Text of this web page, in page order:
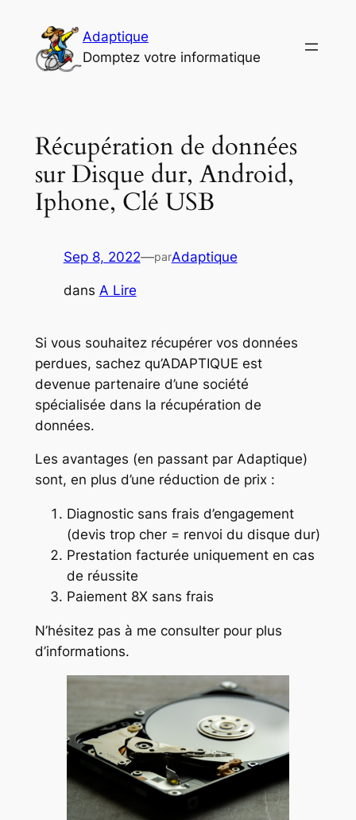
contenu
Adaptique
Domptez votre informatique
Récupération de données
sur Disque dur, Android,
Iphone, Clé USB
Sep 8, 2022—parAdaptique
dans A Lire
Si vous souhaitez récupérer vos données
perdues, sachez qu’ADAPTIQUE est
devenue partenaire d’une société
spécialisée dans la récupération de
données.
Les avantages (en passant par Adaptique)
sont, en plus d’une réduction de prix :
Diagnostic sans frais d’engagement
(devis trop cher = renvoi du disque dur)
Prestation facturée uniquement en cas
de réussite
Paiement 8X sans frais
N’hésitez pas à me consulter pour plus
d’informations.